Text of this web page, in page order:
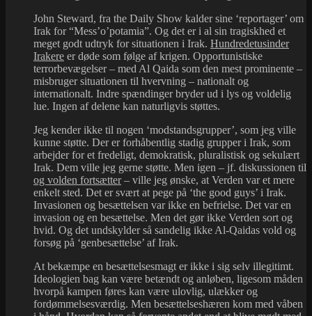
John Steward, fra the Daily Show kalder sine ‘reportager’ om
Irak for “Mess’o’potamia”. Og det er i al sin tragiskhed et
meget godt udtryk for situationen i Irak. Hundredetusinder
Irakere er døde som følge af krigen. Opportunistiske
terrorbevægelser – med Al Qaida som den mest prominente –
misbruger situationen til hvervning – nationalt og
internationalt. Indre spændinger bryder ud i lys og voldelig
lue. Ingen af delene kan naturligvis støttes.
Jeg kender ikke til nogen ‘modstandsgrupper’, som jeg ville
kunne støtte. Der er forhåbentlig stadig grupper i Irak, som
arbejder for et fredeligt, demokratisk, pluralistisk og sekulært
Irak. Dem ville jeg gerne støtte. Men igen – jf. diskussionen til
og volden fortsætter– ville jeg ønske, at Verden var et mere
enkelt sted. Det er svært at pege på ‘the good guys’ i Irak.
Invasionen og besættelsen var ikke en befrielse. Det var en
invasion og en besættelse. Men det gør ikke Verden sort og
hvid. Og det undskylder så sandelig ikke Al-Qaidas vold og
forsøg på ‘genbesættelse’ af Irak.
At bekæmpe en besættelsesmagt er ikke i sig selv illegitimt.
Ideologien bag kan være betændt og anløben, ligesom måden
hvorpå kampen føres kan være ulovlig, ulækker og
fordømmelsesværdig. Men besættelseshæren kom med våben